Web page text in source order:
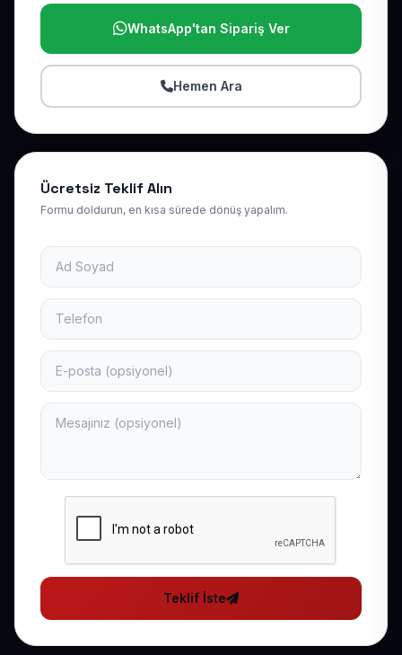
WhatsApp'tan Sipariş Ver
Hemen Ara
Ücretsiz Teklif Alın
Formu doldurun, en kısa sürede dönüş yapalım.
Teklif İste